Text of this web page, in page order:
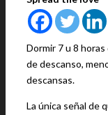
Dormir 7 u 8
de descanso,
descansas.
La única señal de